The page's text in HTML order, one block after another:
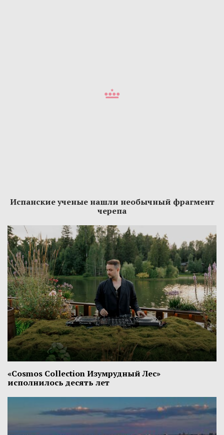
Испанские ученые нашли необычный фрагмент
черепа
«Cosmos Collection Изумрудный Лес»
исполнилось десять лет